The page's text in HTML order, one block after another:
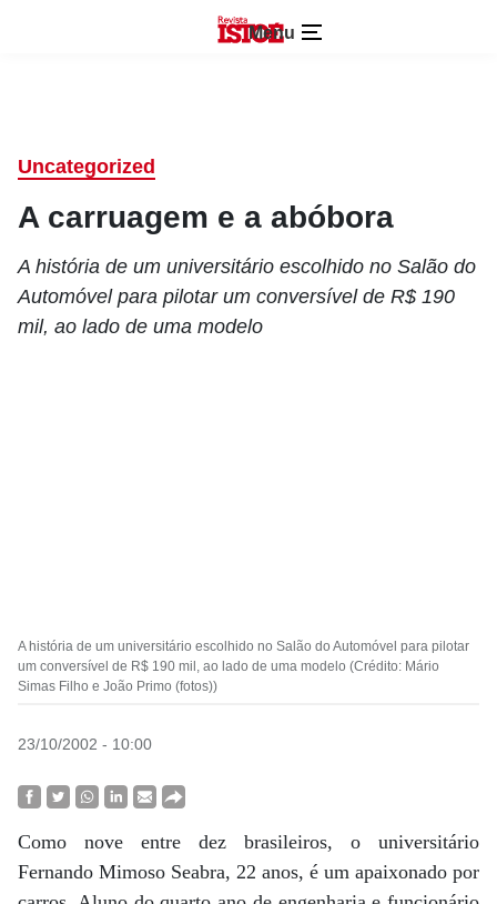
Menu
Uncategorized
A carruagem e a abóbora
A história de um universitário escolhido no Salão do
Automóvel para pilotar um conversível de R$ 190
mil, ao lado de uma modelo
A história de um universitário escolhido no Salão do Automóvel para pilotar
um conversível de R$ 190 mil, ao lado de uma modelo (Crédito: Mário
Simas Filho e João Primo (fotos))
23/10/2002 - 10:00
Como nove entre dez brasileiros, o universitário
Fernando Mimoso Seabra, 22 anos, é um apaixonado por